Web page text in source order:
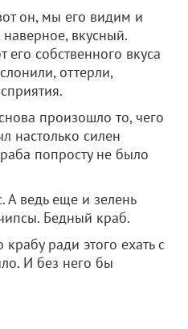
он, мы его видим и
вкусный.
его собственного вкуса
оттерли,
произошло то, чего
настолько силен
попросту не было
А ведь еще и зелень
Бедный краб.
ради этого ехать с
И без него бы